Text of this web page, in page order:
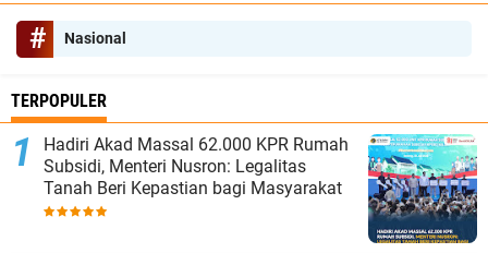
Nasional
TERPOPULER
Hadiri Akad Massal 62.000 KPR Rumah
Subsidi, Menteri Nusron: Legalitas
Tanah Beri Kepastian bagi Masyarakat